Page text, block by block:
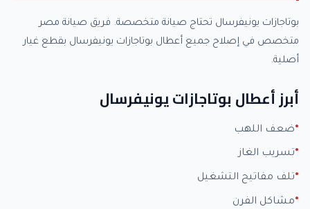
بوتاجازات يونيفرسال تحتاج صيانة متخصصة. فريق صيانة مصر
متخصص في إصلاح جميع أعطال بوتاجازات يونيفرسال بقطع غيار
أصلية.
أبرز أعطال بوتاجازات يونيفرسال
ضعف اللهب
تسريب الغاز
تلف مفاتيح التشغيل
مشاكل الفرن